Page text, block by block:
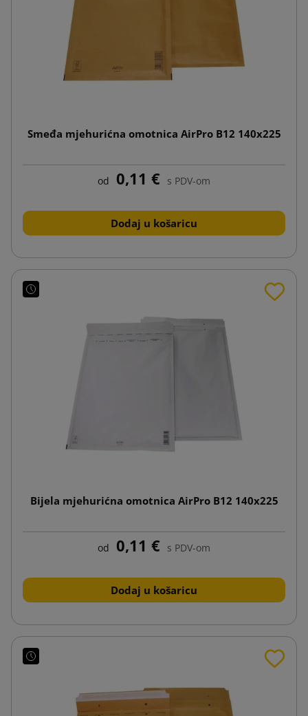
Smeđa mjehurićna omotnica AirPro B12 140x225
od 0,11 € s PDV-om
Dodaj u košaricu
Bijela mjehurićna omotnica AirPro B12 140x225
od 0,11 € s PDV-om
Dodaj u košaricu